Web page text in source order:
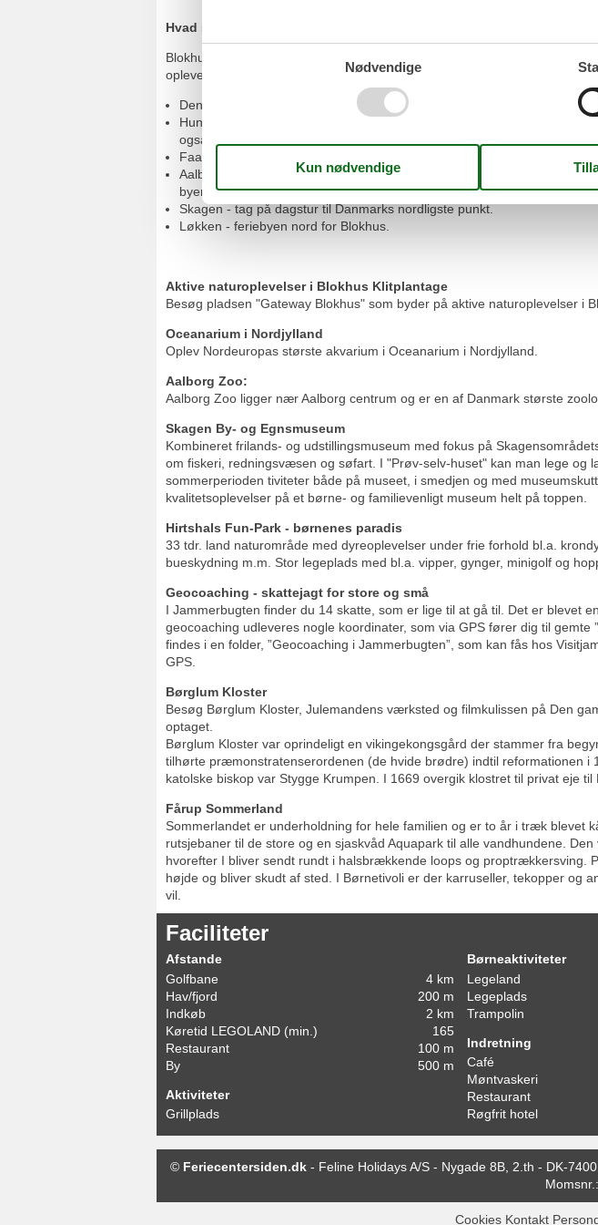
Hvad skal jeg opleve i og omkring Blokhus?
Blokhus Feriecenter ligger i Blokhus - 200 meter fra stranden og 10
opleve:
Den brede sandstrand ud til Jammerbugten - oplev især det særlige ved
Hune - den lille ferieby, som du kører igennem på vej til Blokhus. Her
også et marked i byen.
Faarup Sommerland, der ligger få kilometer fra Blokhus. Her kan du
Aalborg - hovedbyen i Nordjylland. Slentre langs byens moderne
byens museer.
Skagen - tag på dagstur til Danmarks nordligste punkt.
Løkken - feriebyen nord for Blokhus.
Aktive naturoplevelser i Blokhus Klitplantage
Besøg pladsen "Gateway Blokhus" som byder på aktive naturoplevelser i
Oceanarium i Nordjylland
Oplev Nordeuropas største akvarium i Oceanarium i Nordjylland.
Aalborg Zoo:
Aalborg Zoo ligger nær Aalborg centrum og er en af Danmark største
Skagen By- og Egnsmuseum
Kombineret frilands- og udstillingsmuseum med fokus på
om fiskeri, redningsvæsen og søfart. I "Prøv-selv-huset" kan man lege
sommerperioden tiviteter både på museet, i smedjen og med
kvalitetsoplevelser på et børne- og familievenligt museum helt på toppen.
Hirtshals Fun-Park - børnenes paradis
33 tdr. land naturområde med dyreoplevelser under frie forhold bl.a.
bueskydning m.m. Stor legeplads med bl.a. vipper, gynger, minigolf og
Geocoaching - skattejagt for store og små
I Jammerbugten finder du 14 skatte, som er lige til at gå til. Det er blevet
geocoaching udleveres nogle koordinater, som via GPS fører dig til
findes i en folder, ”Geocoaching i Jammerbugten”, som kan fås hos
GPS.
Børglum Kloster
Besøg Børglum Kloster, Julemandens værksted og filmkulissen på Den
optaget.
Børglum Kloster var oprindeligt en vikingekongsgård der stammer fra
tilhørte præmonstratenserordenen (de hvide brødre) indtil reformationen
katolske biskop var Stygge Krumpen. I 1669 overgik klostret til privat eje
Fårup Sommerland
Sommerlandet er underholdning for hele familien og er to år i træk blevet
rutsjebaner til de store og en sjaskvåd Aquapark til alle vandhundene.
hvorefter I bliver sendt rundt i halsbrækkende loops og
højde og bliver skudt af sted. I Børnetivoli er der karruseller, tekopper og
vil.
Faciliteter
Afstande
Golfbane
4 km
Hav/fjord
200 m
Indkøb
2 km
Køretid LEGOLAND (min.)
165
Restaurant
100 m
By
500 m
Aktiviteter
Grillplads
Børneaktiviteter
Legeland
Legeplads
Trampolin
Indretning
Café
Møntvaskeri
Restaurant
Røgfrit hotel
© Feriecentersiden.dk- Feline Holidays A/S- Nygade 8B, 2.th - DK-7400
Cookies Kontakt
Nødvendige